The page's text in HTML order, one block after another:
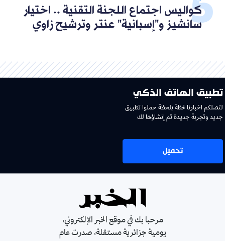
كواليس اجتماع اللجنة التقنية .. اختيار
سانشيز و"إسبانية" عنتر وترشيح زاوي
تطبيق الهاتف الذكي
لتصلكم اخبارنا لحظة بلحظة حملوا تطبيق
جديد وتجربة جديدة تم إنشاؤها لك
تحميل
مرحبا بك في موقع الخبر الإلكتروني،
يومية جزائرية مستقلة، صدرت عام